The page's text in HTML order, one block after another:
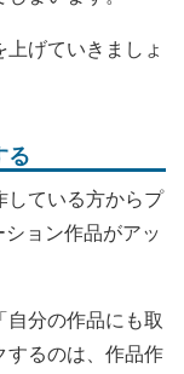
げていきましょ
る
している方からプ
ョン作品がアッ
自分の作品にも取
するのは、作品作